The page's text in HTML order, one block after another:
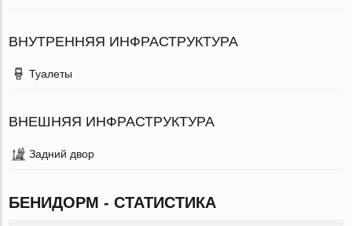
ВНУТРЕННЯЯ ИНФРАСТРУКТУРА
Туалеты
ВНЕШНЯЯ ИНФРАСТРУКТУРА
Задний двор
БЕНИДОРМ - СТАТИСТИКА